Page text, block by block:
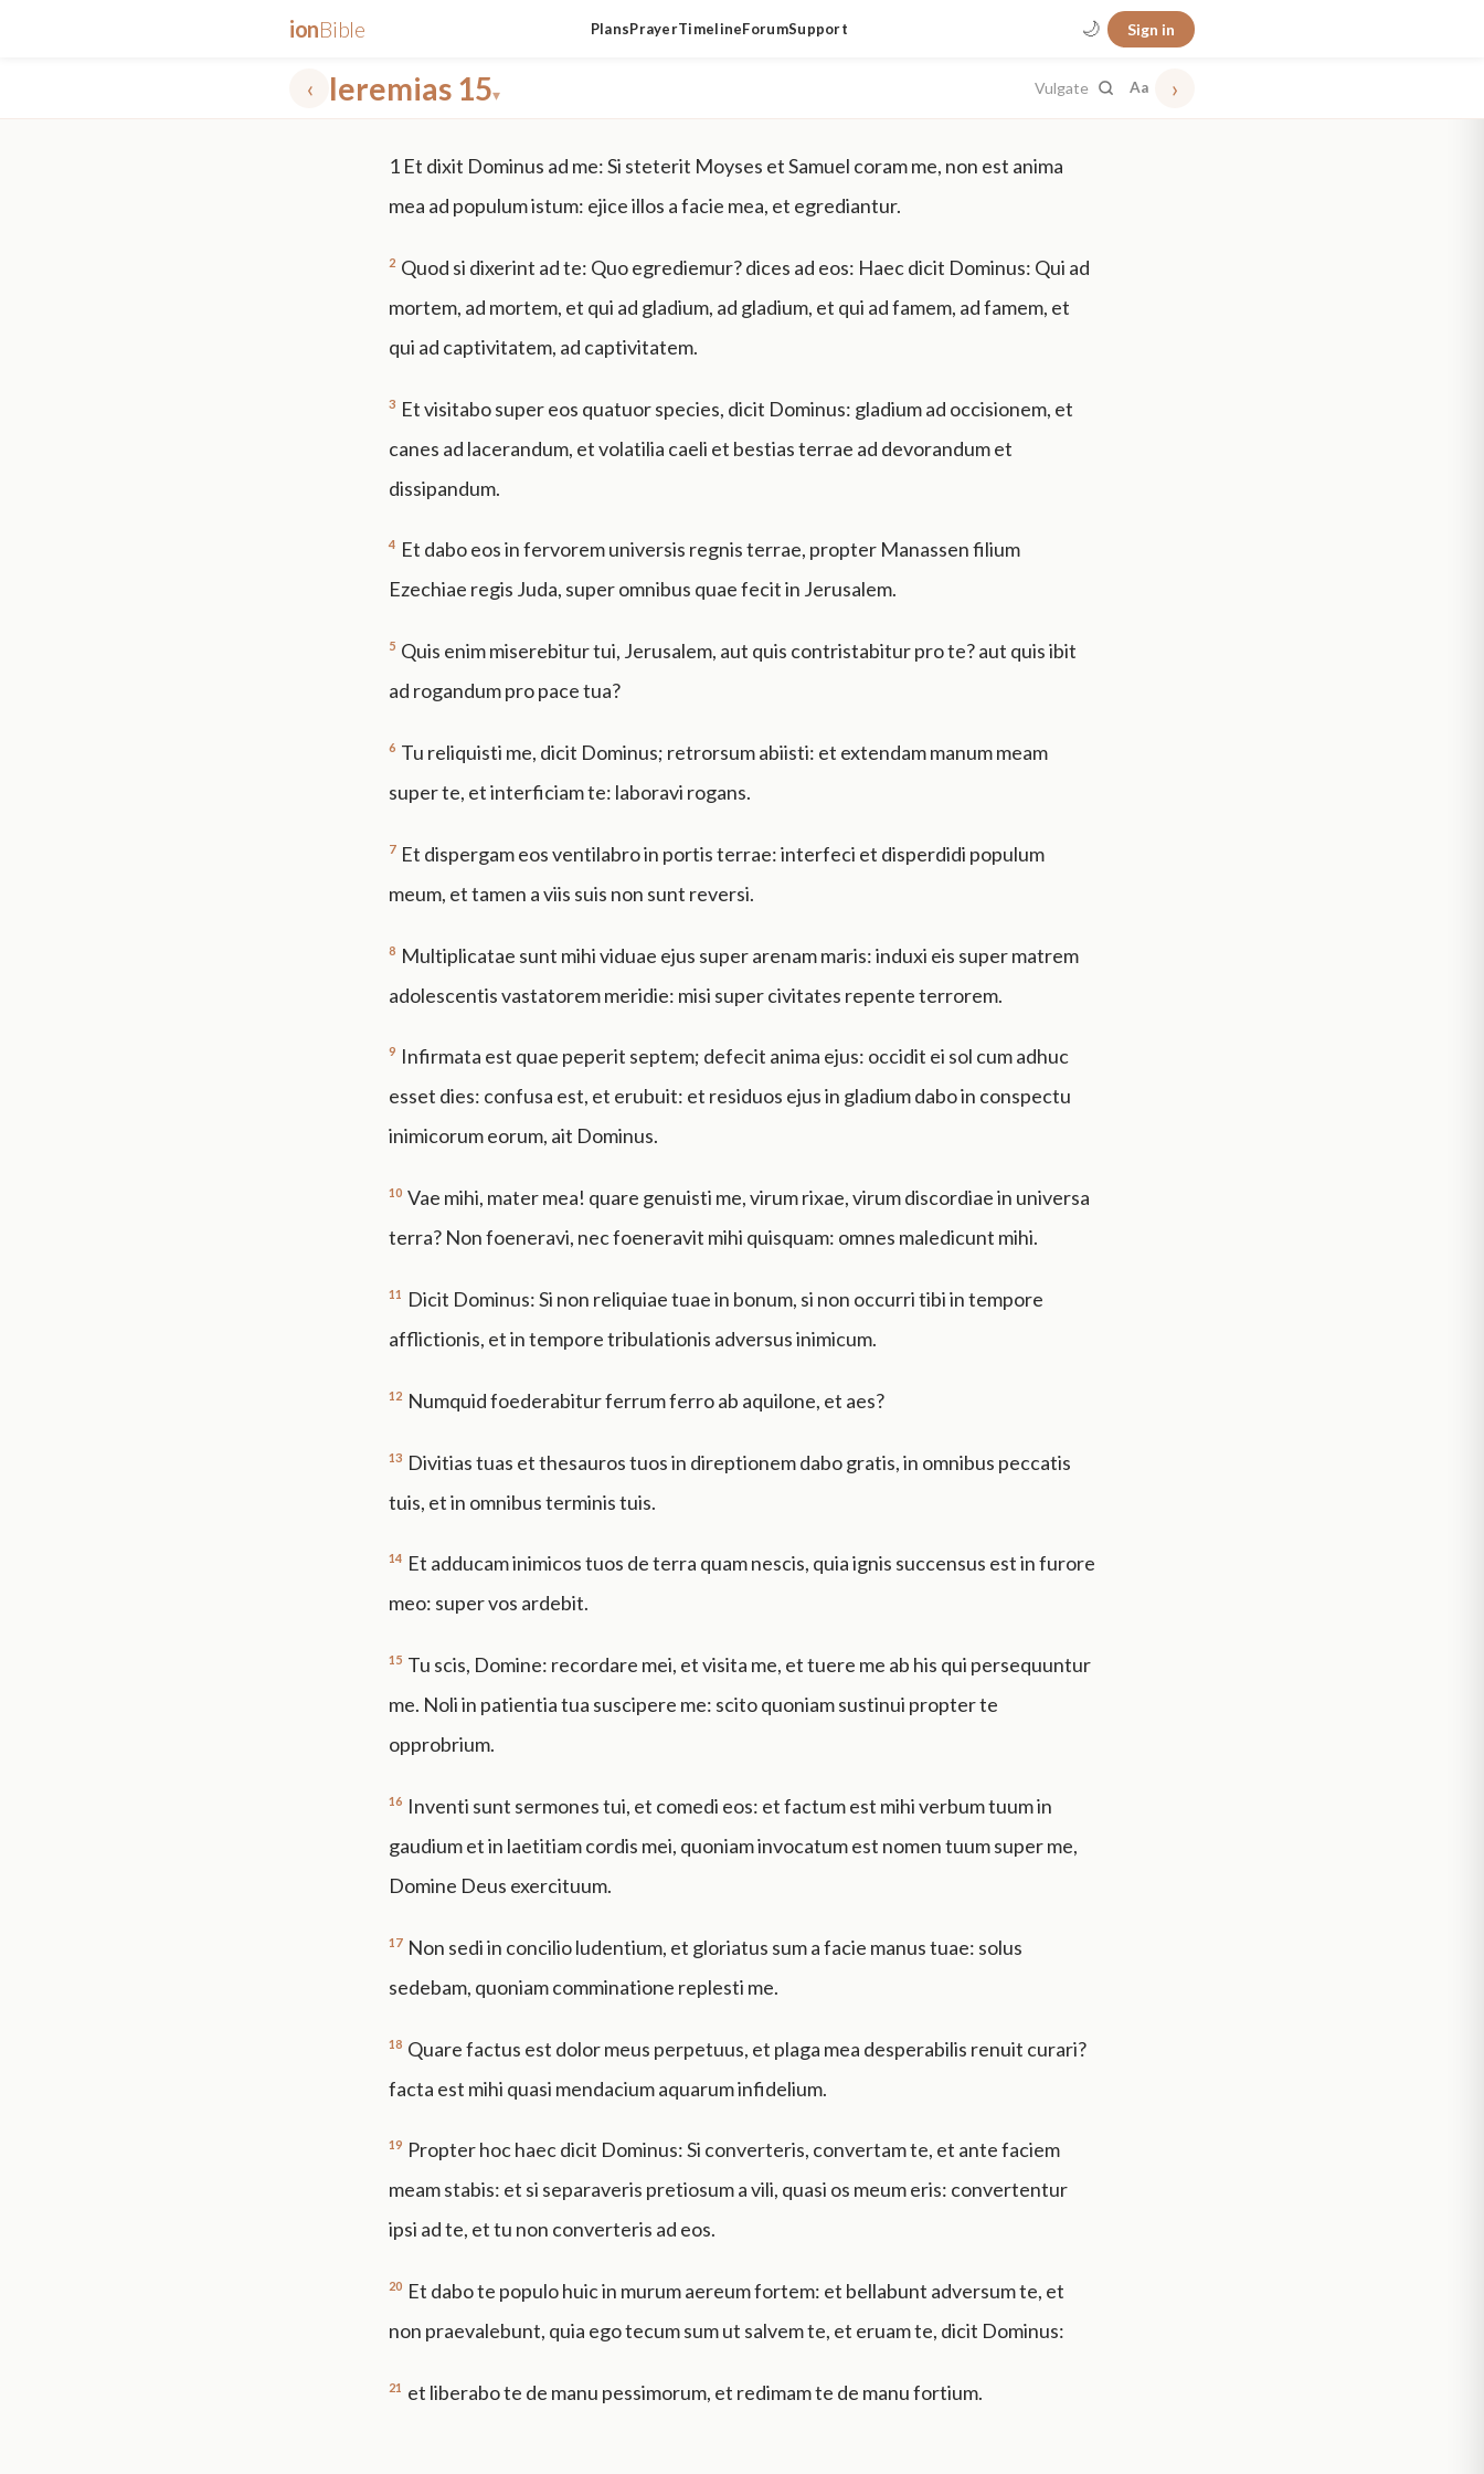
ionBible PlansPrayerTimelineForumSupport 🌙 Sign in
‹ Ieremias 15▾ Vulgate Aa ›
1 Et dixit Dominus ad me: Si steterit Moyses et Samuel coram me, non est anima
mea ad populum istum: ejice illos a facie mea, et egrediantur.
2 Quod si dixerint ad te: Quo egrediemur? dices ad eos: Haec dicit Dominus: Qui ad
mortem, ad mortem, et qui ad gladium, ad gladium, et qui ad famem, ad famem, et
qui ad captivitatem, ad captivitatem.
3 Et visitabo super eos quatuor species, dicit Dominus: gladium ad occisionem, et
canes ad lacerandum, et volatilia caeli et bestias terrae ad devorandum et
dissipandum.
4 Et dabo eos in fervorem universis regnis terrae, propter Manassen filium
Ezechiae regis Juda, super omnibus quae fecit in Jerusalem.
5 Quis enim miserebitur tui, Jerusalem, aut quis contristabitur pro te? aut quis ibit
ad rogandum pro pace tua?
6 Tu reliquisti me, dicit Dominus; retrorsum abiisti: et extendam manum meam
super te, et interficiam te: laboravi rogans.
7 Et dispergam eos ventilabro in portis terrae: interfeci et disperdidi populum
meum, et tamen a viis suis non sunt reversi.
8 Multiplicatae sunt mihi viduae ejus super arenam maris: induxi eis super matrem
adolescentis vastatorem meridie: misi super civitates repente terrorem.
9 Infirmata est quae peperit septem; defecit anima ejus: occidit ei sol cum adhuc
esset dies: confusa est, et erubuit: et residuos ejus in gladium dabo in conspectu
inimicorum eorum, ait Dominus.
10 Vae mihi, mater mea! quare genuisti me, virum rixae, virum discordiae in universa
terra? Non foeneravi, nec foeneravit mihi quisquam: omnes maledicunt mihi.
11
Dicit Dominus: Si non reliquiae tuae in bonum, si non occurri tibi in tempore
afflictionis, et in tempore tribulationis adversus inimicum.
12 Numquid foederabitur ferrum ferro ab aquilone, et aes?
13 Divitias tuas et thesauros tuos in direptionem dabo gratis, in omnibus peccatis
tuis, et in omnibus terminis tuis.
14 Et adducam inimicos tuos de terra quam nescis, quia ignis succensus est in furore
meo: super vos ardebit.
15 Tu scis, Domine: recordare mei, et visita me, et tuere me ab his qui persequuntur
me. Noli in patientia tua suscipere me: scito quoniam sustinui propter te
opprobrium.
16 Inventi sunt sermones tui, et comedi eos: et factum est mihi verbum tuum in
gaudium et in laetitiam cordis mei, quoniam invocatum est nomen tuum super me,
Domine Deus exercituum.
17 Non sedi in concilio ludentium, et gloriatus sum a facie manus tuae: solus
sedebam, quoniam comminatione replesti me.
18 Quare factus est dolor meus perpetuus, et plaga mea desperabilis renuit curari?
facta est mihi quasi mendacium aquarum infidelium.
19 Propter hoc haec dicit Dominus: Si converteris, convertam te, et ante faciem
meam stabis: et si separaveris pretiosum a vili, quasi os meum eris: convertentur
ipsi ad te, et tu non converteris ad eos.
20 Et dabo te populo huic in murum aereum fortem: et bellabunt adversum te, et
non praevalebunt, quia ego tecum sum ut salvem te, et eruam te, dicit Dominus:
21 et liberabo te de manu pessimorum, et redimam te de manu fortium.